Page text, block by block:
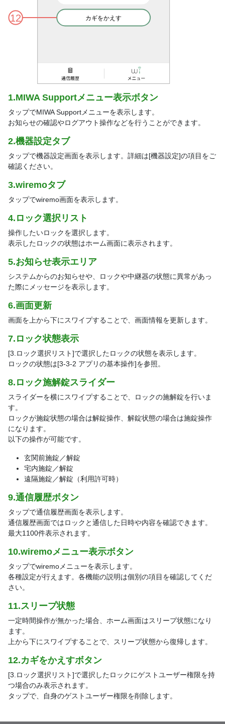
1.MIWA Supportメニュー表示ボタン
タップでMIWA Supportメニューを表示します。
お知らせの確認やログアウト操作などを行うことができます。
2.機器設定タブ
タップで機器設定画面を表示します。詳細は[機器設定]の項目をご
確認ください。
3.wiremoタブ
タップでwiremo画面を表示します。
4.ロック選択リスト
操作したいロックを選択します。
表示したロックの状態はホーム画面に表示されます。
5.お知らせ表示エリア
システムからのお知らせや、ロックや中継器の状態に異常があっ
た際にメッセージを表示します。
6.画面更新
画面を上から下にスワイプすることで、画面情報を更新します。
7.ロック状態表示
[3.ロック選択リスト]で選択したロックの状態を表示します。
ロックの状態は[3-3-2 アプリの基本操作]を参照。
8.ロック施解錠スライダー
スライダーを横にスワイプすることで、ロックの施解錠を行いま
す。
ロックが施錠状態の場合は解錠操作、解錠状態の場合は施錠操作
になります。
以下の操作が可能です。
玄関前施錠／解錠
宅内施錠／解錠
遠隔施錠／解錠（利用許可時）
9.通信履歴ボタン
タップで通信履歴画面を表示します。
通信履歴画面ではロックと通信した日時や内容を確認できます。
最大1100件表示されます。
10.wiremoメニュー表示ボタン
タップでwiremoメニューを表示します。
各種設定が行えます。各機能の説明は個別の項目を確認してくだ
さい。
11.スリープ状態
一定時間操作が無かった場合、ホーム画面はスリープ状態になり
ます。
上から下にスワイプすることで、スリープ状態から復帰します。
12.カギをかえすボタン
[3.ロック選択リスト]で選択したロックにゲストユーザー権限を持
つ場合のみ表示されます。
タップで、自身のゲストユーザー権限を削除します。